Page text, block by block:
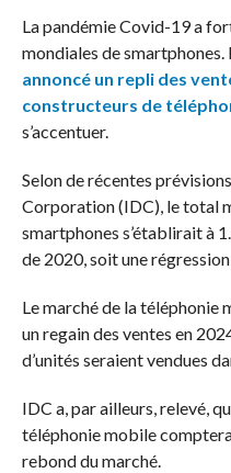
La pandémie Covid-19 a
mondiales de smartphones.
annoncé un repli des
constructeurs de
s’accentuer.
Selon de récentes
Corporation (IDC), le total
smartphones s’établirait à
de 2020, soit une
Le marché de la téléphonie
un regain des ventes en
d’unités seraient vendues
IDC a, par ailleurs, relevé,
téléphonie mobile
rebond du marché.